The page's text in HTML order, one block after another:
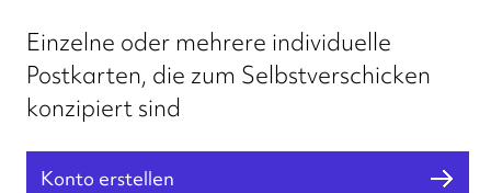
Einzelne oder mehrere individuelle
Postkarten, die zum Selbstverschicken
konzipiert sind
Konto erstellen